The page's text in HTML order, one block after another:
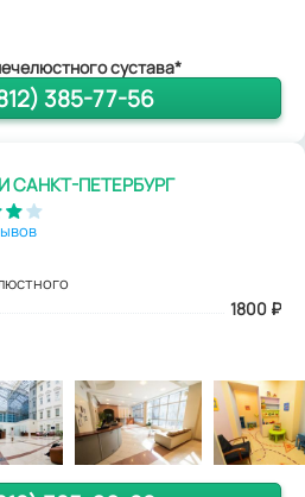
сустава*
385-77-56
САНКТ-ПЕТЕРБУРГ
1800 ₽